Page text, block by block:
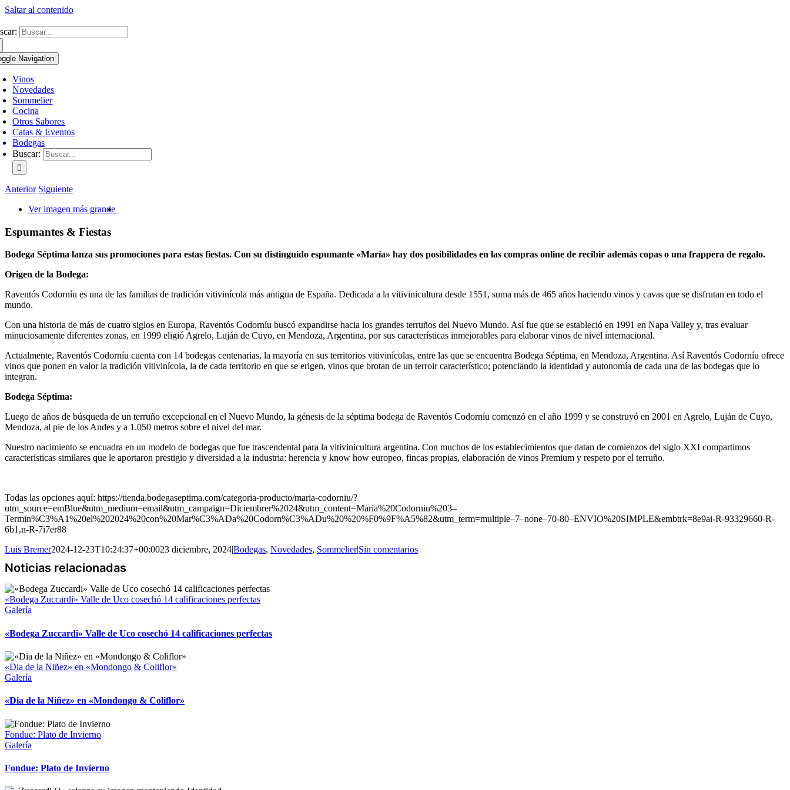
Saltar al contenido
Navigation
Vinos
Novedades
Sommelier
Cocina
Otros Sabores
Catas & Eventos
Bodegas
Buscar:
Anterior Siguiente
Ver imagen más grande
Espumantes & Fiestas
Bodega Séptima lanza sus promociones para estas fiestas. Con su distinguido espumante «María» hay dos posibilidades en las compras online de recibir además copas o una frappera de regalo.
Origen de la Bodega:
Raventós Codorníu es una de las familias de tradición vitivinícola más antigua de España. Dedicada a la vitivinicultura desde 1551, suma más de 465 años haciendo vinos y cavas que se disfrutan en todo el
mundo.
Con una historia de más de cuatro siglos en Europa, Raventós Codorníu buscó expandirse hacia los grandes terruños del Nuevo Mundo. Así fue que se estableció en 1991 en Napa Valley y, tras evaluar
minuciosamente diferentes zonas, en 1999 eligió Agrelo, Luján de Cuyo, en Mendoza, Argentina, por sus características inmejorables para elaborar vinos de nivel internacional.
Actualmente, Raventós Codorníu cuenta con 14 bodegas centenarias, la mayoría en sus territorios vitivinícolas, entre las que se encuentra Bodega Séptima, en Mendoza, Argentina. Así Raventós Codorníu ofrece
vinos que ponen en valor la tradición vitivinícola, la de cada territorio en que se erigen, vinos que brotan de un terroir característico; potenciando la identidad y autonomía de cada una de las bodegas que lo
integran.
Bodega Séptima:
Luego de años de búsqueda de un terruño excepcional en el Nuevo Mundo, la génesis de la séptima bodega de Raventós Codorníu comenzó en el año 1999 y se construyó en 2001 en Agrelo, Luján de Cuyo,
Mendoza, al pie de los Andes y a 1.050 metros sobre el nivel del mar.
Nuestro nacimiento se encuadra en un modelo de bodegas que fue trascendental para la vitivinicultura argentina. Con muchos de los establecimientos que datan de comienzos del siglo XXI compartimos
características similares que le aportaron prestigio y diversidad a la industria: herencia y know how europeo, fincas propias, elaboración de vinos Premium y respeto por el terruño.
Todas las opciones aquí: https://tienda.bodegaseptima.com/categoria-producto/maria-codorniu/?
utm_source=emBlue&utm_medium=email&utm_campaign=Diciembrer%2024&utm_content=Maria%20Codorniu%203–
Termin%C3%A1%20el%202024%20con%20Mar%C3%ADa%20Codorn%C3%ADu%20%20%F0%9F%A5%82&utm_term=multiple–7–none–70-80–ENVIO%20SIMPLE&embtrk=8e9ai-R-93329660-R-
6b1,n-R-7i7er88
Luis Bremer2024-12-23T10:24:37+00:0023 diciembre, 2024|Bodegas, Novedades, Sommelier|Sin comentarios
«Bodega Zuccardi» Valle de Uco cosechó 14 calificaciones perfectas
Galería
«Bodega Zuccardi» Valle de Uco cosechó 14 calificaciones perfectas
«Dia de la Niñez» en «Mondongo & Coliflor»
Galería
«Dia de la Niñez» en «Mondongo & Coliflor»
Fondue: Plato de Invierno
Galería
Fondue: Plato de Invierno